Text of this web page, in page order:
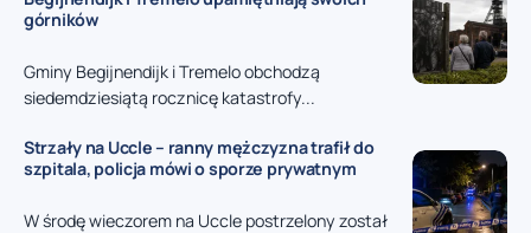
górników
Gminy Begijnendijk i Tremelo obchodzą
siedemdziesiątą rocznicę katastrofy...
Strzały na Uccle – ranny mężczyzna trafił do
szpitala, policja mówi o sporze prywatnym
W środę wieczorem na Uccle postrzelony został